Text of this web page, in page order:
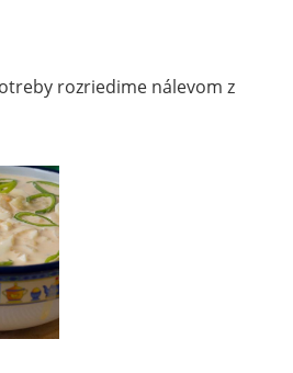
rozriedime nálevom z